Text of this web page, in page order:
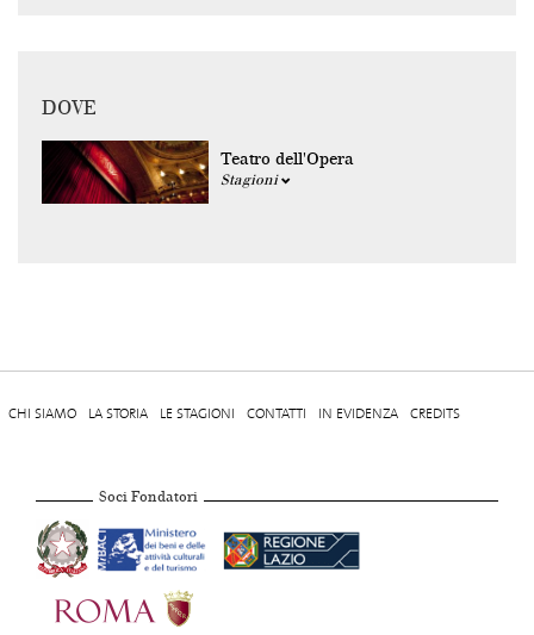
DOVE
Teatro dell'Opera
Stagioni
CHI SIAMO LA STORIA LE STAGIONI CONTATTI IN EVIDENZA CREDITS
Soci Fondatori